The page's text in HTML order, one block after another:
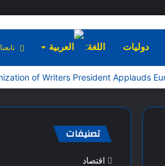
دوليات اللغة: تابعنا
تصنيفات
اقتصاد